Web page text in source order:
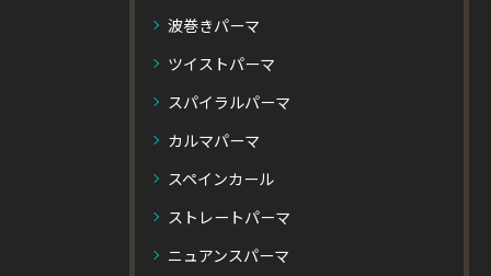
波巻きパーマ
ツイストパーマ
スパイラルパーマ
カルマパーマ
スペインカール
ストレートパーマ
ニュアンスパーマ